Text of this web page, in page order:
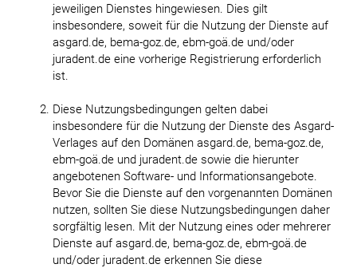
jeweiligen Dienstes hingewiesen. Dies gilt
insbesondere, soweit für die Nutzung der Dienste auf
asgard.de, bema-goz.de, ebm-goä.de und/oder
juradent.de eine vorherige Registrierung erforderlich
ist.
Diese Nutzungsbedingungen gelten dabei
insbesondere für die Nutzung der Dienste des Asgard-
Verlages auf den Domänen asgard.de, bema-goz.de,
ebm-goä.de und juradent.de sowie die hierunter
angebotenen Software- und Informationsangebote.
Bevor Sie die Dienste auf den vorgenannten Domänen
nutzen, sollten Sie diese Nutzungsbedingungen daher
sorgfältig lesen. Mit der Nutzung eines oder mehrerer
Dienste auf asgard.de, bema-goz.de, ebm-goä.de
und/oder juradent.de erkennen Sie diese